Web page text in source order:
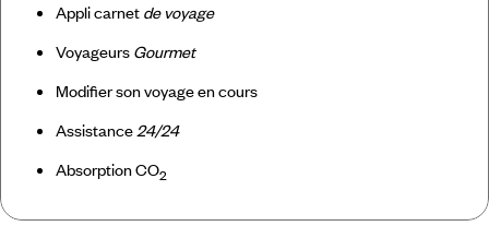
Appli carnet de voyage
Voyageurs Gourmet
Modifier son voyage en cours
Assistance 24/24
Absorption CO2